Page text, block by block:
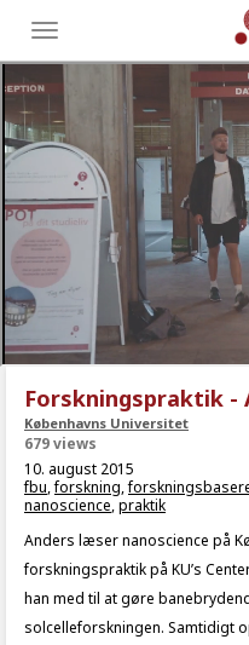
Toggle
menu
Forskningspraktik -
Københavns Universitet
679 views
10. august 2015
fbu,forskning,
nanoscience,praktik
Anders læser nanoscience på
forskningspraktik på KU’s
han med til at gøre
solcelleforskningen. Samtidigt